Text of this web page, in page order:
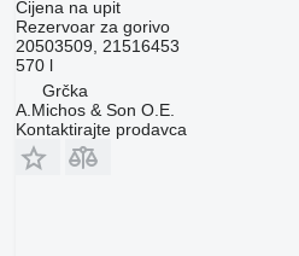
Cijena na upit
Rezervoar za gorivo
20503509, 21516453
570 l
Grčka
A.Michos & Son O.E.
Kontaktirajte prodavca